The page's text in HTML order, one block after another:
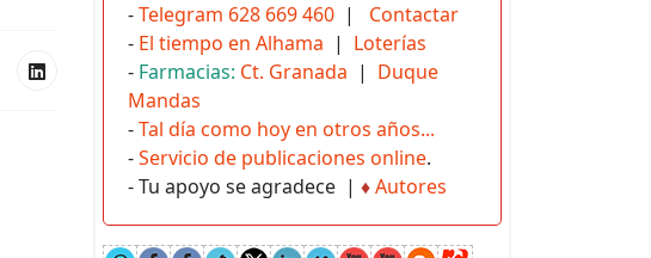
-Telegram 628 669 460 | Contactar
- El tiempo en Alhama | Loterías
- Farmacias: Ct. Granada | Duque
Mandas
-Tal día como hoy en otros años...
-Servicio de publicaciones online.
- Tu apoyo se agradece | ♦Autores